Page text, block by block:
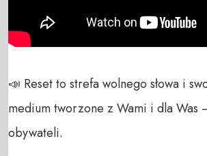
📣 Reset to strefa wolnego słowa i
medium tworzone z Wami i dla Was
obywateli.